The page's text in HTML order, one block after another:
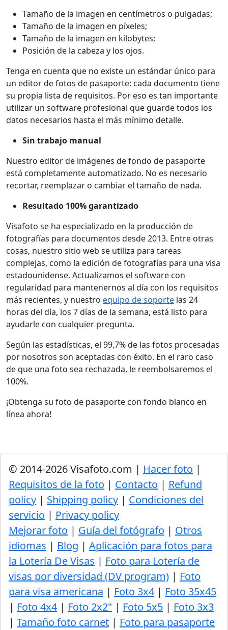
Tamaño de la imagen en centímetros o pulgadas;
Tamaño de la imagen en píxeles;
Tamaño de la imagen en kilobytes;
Posición de la cabeza y los ojos.
Tenga en cuenta que no existe un estándar único para
un editor de fotos de pasaporte: cada documento tiene
su propia lista de requisitos. Por eso es tan importante
utilizar un software profesional que guarde todos los
datos necesarios hasta el más mínimo detalle.
Sin trabajo manual
Nuestro editor de imágenes de fondo de pasaporte
está completamente automatizado. No es necesario
recortar, reemplazar o cambiar el tamaño de nada.
Resultado 100% garantizado
Visafoto se ha especializado en la producción de
fotografías para documentos desde 2013. Entre otras
cosas, nuestro sitio web se utiliza para tareas
complejas, como la edición de fotografías para una visa
estadounidense. Actualizamos el software con
regularidad para mantenernos al día con los requisitos
más recientes, y nuestro equipo de soporte las 24
horas del día, los 7 días de la semana, está listo para
ayudarle con cualquier pregunta.
Según las estadísticas, el 99,7% de las fotos procesadas
por nosotros son aceptadas con éxito. En el raro caso
de que una foto sea rechazada, le reembolsaremos el
100%.
¡Obtenga su foto de pasaporte con fondo blanco en
línea ahora!
© 2014-2026 Visafoto.com | Hacer foto |
Requisitos de la foto | Contacto | Refund
policy | Shipping policy | Condiciones del
servicio | Privacy policy
Mejorar foto | Guía del fotógrafo | Otros
idiomas | Blog | Aplicación para fotos para
la Lotería De Visas | Foto para Lotería de
visas por diversidad (DV program) | Foto
para visa americana | Foto 3x4 | Foto 35x45
| Foto 4x4 | Foto 2x2" | Foto 5x5 | Foto 3x3
| Tamaño foto carnet | Foto para pasaporte